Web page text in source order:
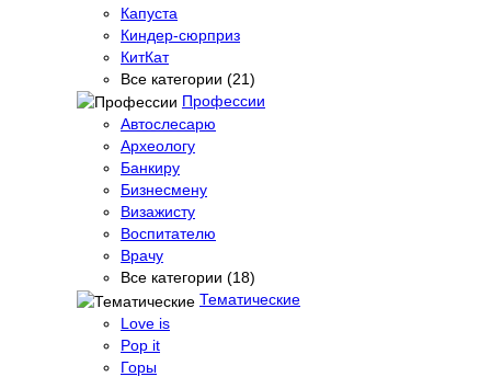
Капуста
Киндер-сюрприз
КитКат
Все категории (21)
Профессии
Автослесарю
Археологу
Банкиру
Бизнесмену
Визажисту
Воспитателю
Врачу
Все категории (18)
Тематические
Love is
Pop it
Горы